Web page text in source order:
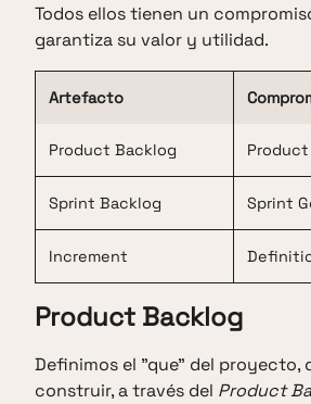
Todos ellos tienen un
garantiza su valor y utilidad.
Artefacto
Product Backlog Product
Sprint Backlog Sprint
Increment
Product Backlog
Definimos el "que" del proyecto,
construir, a través del Product